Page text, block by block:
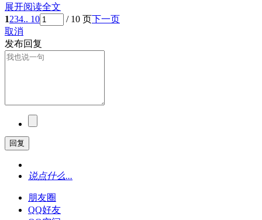
展开阅读全文
1234.. 10 / 10 页下一页
取消
发布回复
回复
说点什么...
朋友圈
QQ好友